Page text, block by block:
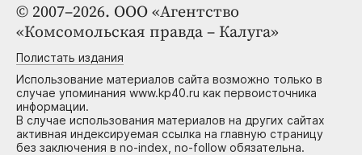
© 2007–2026. ООО «Агентство
«Комсомольская правда – Калуга»
Полистать издания
Использование материалов сайта возможно только в
случае упоминания www.kp40.ru как первоисточника
информации.
В случае использования материалов на других сайтах
активная индексируемая ссылка на главную страницу
без заключения в no-index, no-follow обязательна.